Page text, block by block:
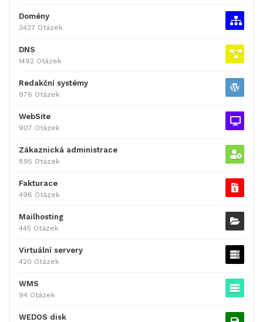
Domény
3427 Otázek
DNS
1492 Otázek
Redakční systémy
976 Otázek
WebSite
907 Otázek
Zákaznická administrace
895 Otázek
Fakturace
496 Otázek
Mailhosting
445 Otázek
Virtuální servery
420 Otázek
WMS
94 Otázek
WEDOS disk